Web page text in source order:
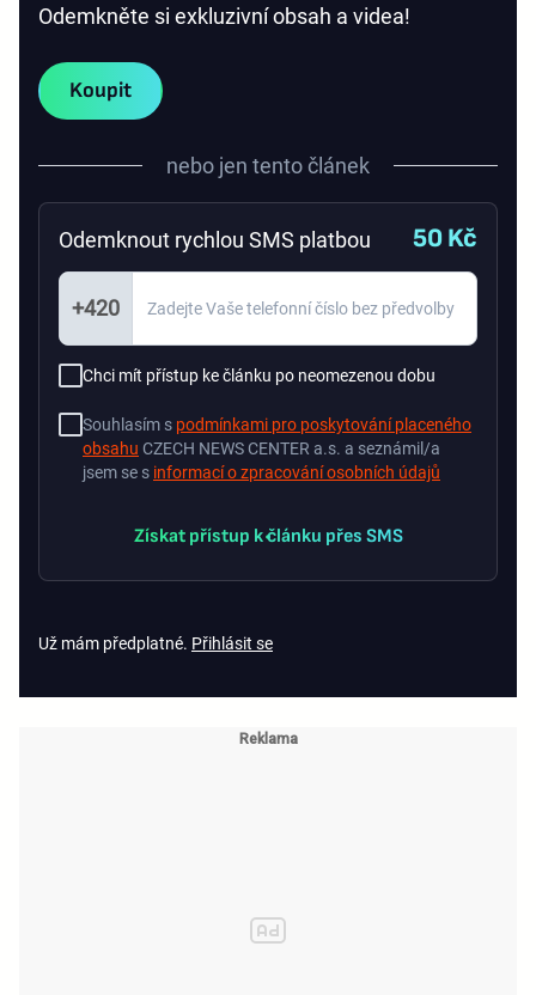
Odemkněte si exkluzivní obsah a videa!
Koupit
nebo jen tento článek
Odemknout rychlou SMS platbou 50 Kč
+420
Chci mít přístup ke článku po neomezenou dobu
Souhlasím s podmínkami pro poskytování placeného
obsahu CZECH NEWS CENTER a.s. a seznámil/a
jsem se s informací o zpracování osobních údajů
Získat přístup k článku přes SMS
Už mám předplatné. Přihlásit se